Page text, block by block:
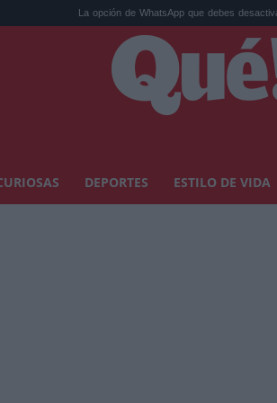
La opción de WhatsApp que debes desactivar hoy mis...
DEPORTES ESTILO DE VIDA